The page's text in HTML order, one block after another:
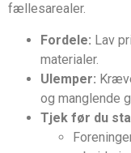
fællesarealer.
Fordele: Lav
materialer.
Ulemper:
og manglende
Tjek før du